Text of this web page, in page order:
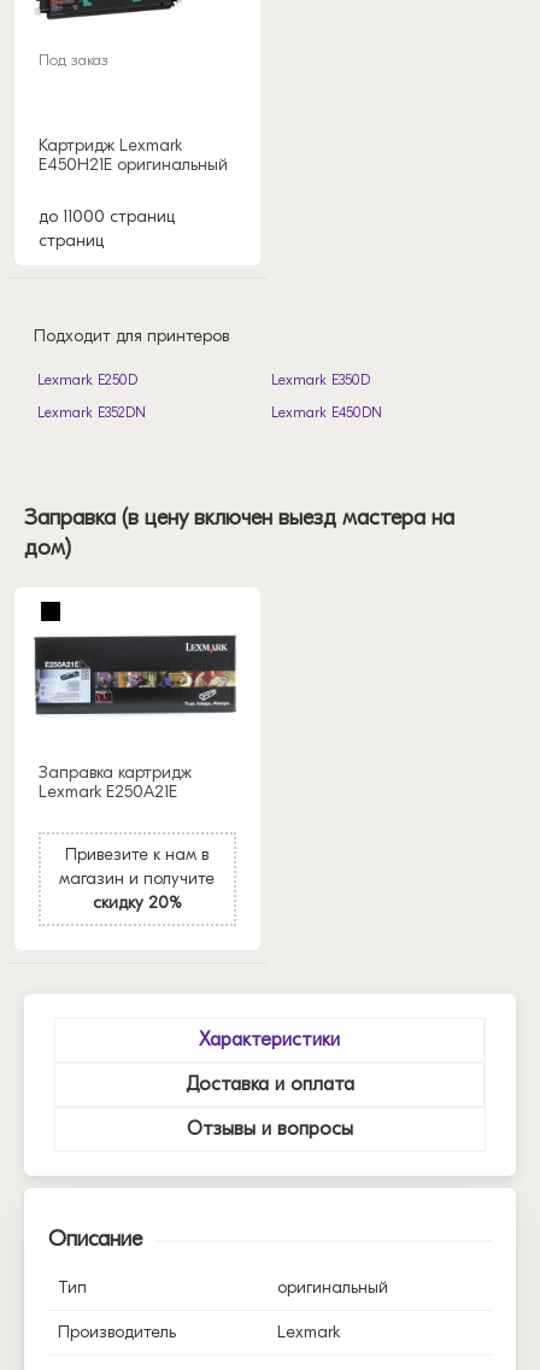
Под заказ
Картридж Lexmark
E450H21E оригинальный
до 11000 страниц
страниц
Подходит для принтеров
Lexmark E250D
Lexmark E350D
Lexmark E352DN
Lexmark E450DN
Заправка (в цену включен выезд мастера на
дом)
Заправка картридж
Lexmark E250A21E
Привезите к нам в
магазин и получите
скидку 20%
Характеристики
Доставка и оплата
Отзывы и вопросы
Описание
Тип оригинальный
Производитель Lexmark